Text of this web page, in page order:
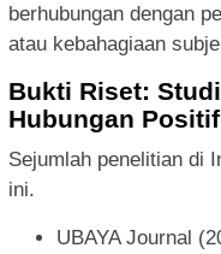
berhubungan dengan
atau kebahagiaan
Bukti Riset:
Hubungan Positif
Sejumlah penelitian di
ini.
UBAYA Journal